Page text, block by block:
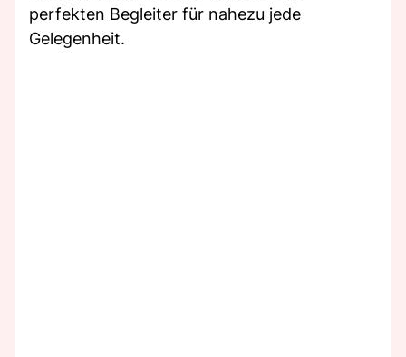
perfekten Begleiter für nahezu jede
Gelegenheit.